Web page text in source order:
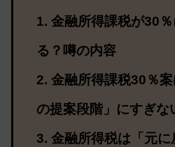
金融所得課税が30
る？噂の内容
金融所得課税30％
の提案段階」にすぎな
金融所得税は「元